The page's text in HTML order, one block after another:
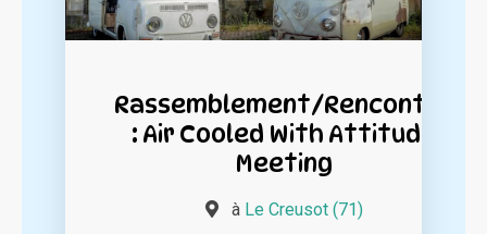
Rassemblement/Rencontre
: Air Cooled With Attitude
Meeting
à Le Creusot (71)